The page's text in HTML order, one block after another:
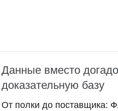
Данные вместо
доказательную базу
От полки до поставщика: